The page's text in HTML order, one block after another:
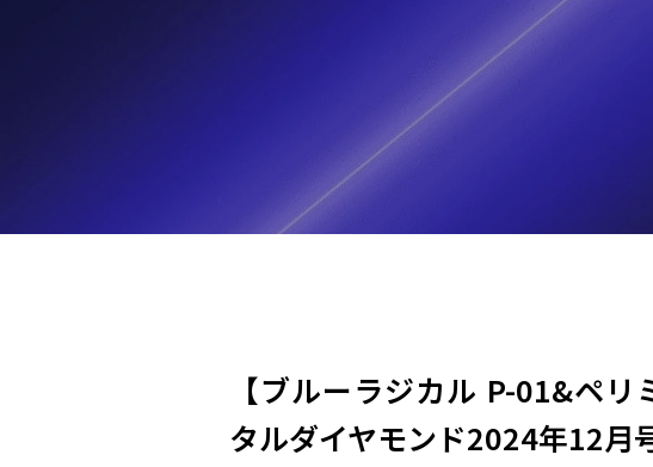
【ブルーラジカル P-01&ペ
タルダイヤモンド2024年12月